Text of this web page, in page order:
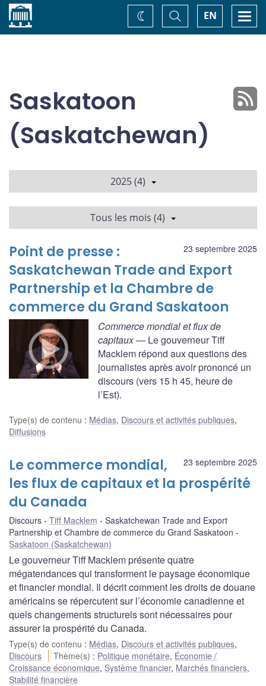
Accueil EN
Basculer
la
recherche
Changez
de
Saskatoon
(Saskatchewan)
2025 (4)
Tous les mois (4)
23 septembre 2025
Point de presse :
Saskatchewan Trade and Export
Partnership et la Chambre de
commerce du Grand Saskatoon
Commerce mondial et flux de
capitaux— Le gouverneur Tiff
Macklem répond aux questions des
journalistes après avoir prononcé un
discours (vers 15 h 45, heure de
l’Est).
Type(s) de contenu : Médias, Discours et activités publiques,
Diffusions
23 septembre 2025
Le commerce mondial,
les flux de capitaux et la prospérité
du Canada
Discours Tiff Macklem
Saskatchewan Trade and Export
Partnership et Chambre de commerce du Grand Saskatoon
Saskatoon (Saskatchewan)
Le gouverneur Tiff Macklem présente quatre
mégatendances qui transforment le paysage économique
et financier mondial. Il décrit comment les droits de douane
américains se répercutent sur l’économie canadienne et
quels changements structurels sont nécessaires pour
assurer la prospérité du Canada.
Type(s) de contenu : Médias, Discours et activités publiques,
Discours
Thème(s) : Politique monétaire, Économie /
Croissance économique, Système financier, Marchés financiers,
Stabilité financière